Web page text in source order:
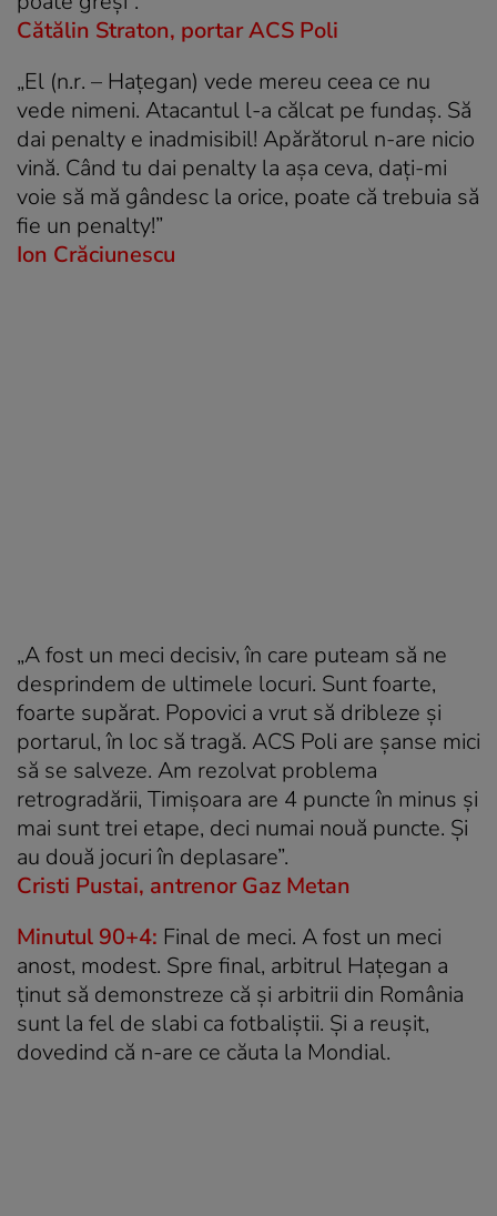
Cătălin Straton, portar ACS Poli
„El (n.r. – Hațegan) vede mereu ceea ce nu
vede nimeni. Atacantul l-a călcat pe fundaș. Să
dai penalty e inadmisibil! Apărătorul n-are nicio
vină. Când tu dai penalty la așa ceva, dați-mi
voie să mă gândesc la orice, poate că trebuia să
fie un penalty!”
Ion Crăciunescu
„A fost un meci decisiv, în care puteam să ne
desprindem de ultimele locuri. Sunt foarte,
foarte supărat. Popovici a vrut să dribleze și
portarul, în loc să tragă. ACS Poli are șanse mici
să se salveze. Am rezolvat problema
retrogradării, Timișoara are 4 puncte în minus și
mai sunt trei etape, deci numai nouă puncte. Și
au două jocuri în deplasare”.
Cristi Pustai, antrenor Gaz Metan
Minutul 90+4: Final de meci. A fost un meci
anost, modest. Spre final, arbitrul Hațegan a
ținut să demonstreze că și arbitrii din România
sunt la fel de slabi ca fotbaliștii. Și a reușit,
dovedind că n-are ce căuta la Mondial.